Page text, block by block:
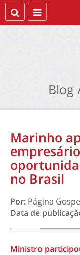
Blog
Marinho
no Brasil
Por: Página
Data de
Ministro